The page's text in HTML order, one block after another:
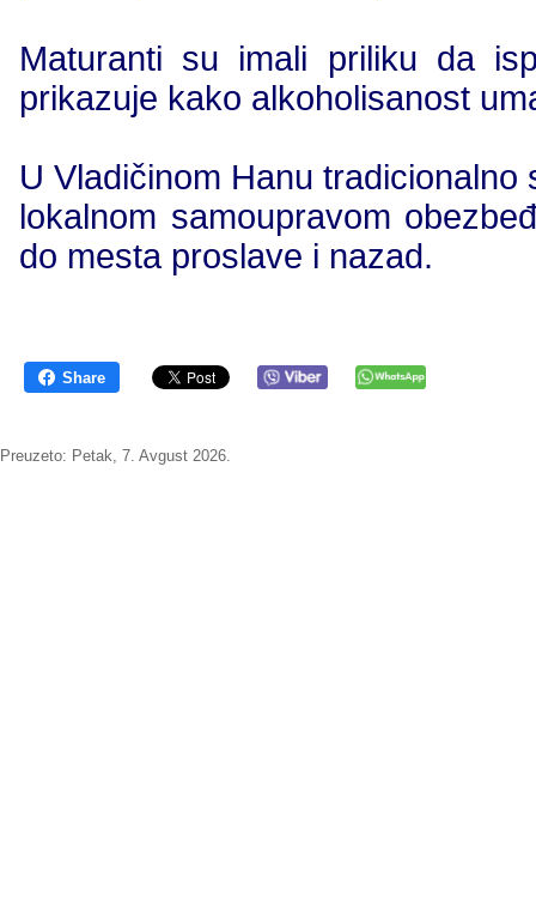
Maturanti su imali priliku da
prikazuje kako alkoholisanost
U Vladičinom Hanu
lokalnom samoupravom
do mesta proslave i nazad.
Share
Preuzeto: Petak, 7. Avgust 2026.